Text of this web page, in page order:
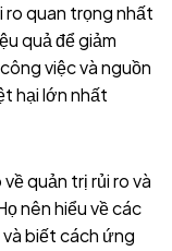
ro quan trọng nhất
quả để giảm
việc và nguồn
hại lớn nhất
quản trị rủi ro và
nên hiểu về các
biết cách ứng